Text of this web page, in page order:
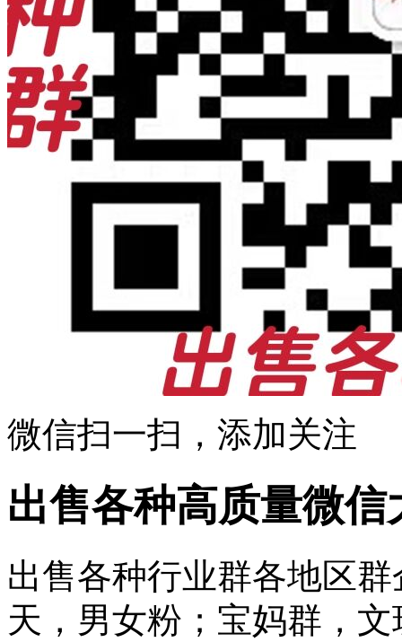
微信扫一扫，添加关注
出售各种高质量微信
出售各种行业群各地区
天，男女粉；宝妈群，